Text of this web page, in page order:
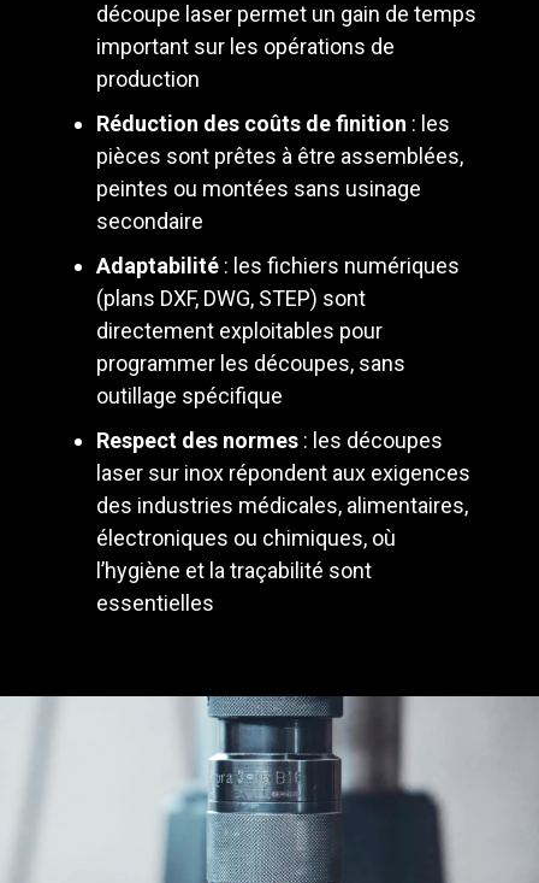
découpe laser permet un gain de temps
important sur les opérations de
production
Réduction des coûts de finition : les
pièces sont prêtes à être assemblées,
peintes ou montées sans usinage
secondaire
Adaptabilité : les fichiers numériques
(plans DXF, DWG, STEP) sont
directement exploitables pour
programmer les découpes, sans
outillage spécifique
Respect des normes : les découpes
laser sur inox répondent aux exigences
des industries médicales, alimentaires,
électroniques ou chimiques, où
l’hygiène et la traçabilité sont
essentielles